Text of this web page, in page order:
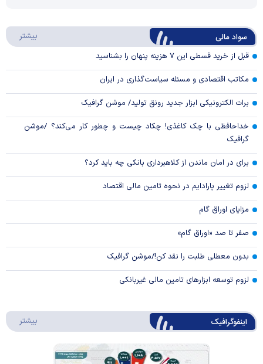
Video
سواد مالی بیشتر
قبل از خرید قسطی این ۷ هزینه پنهان را بشناسید
مکاتب اقتصادی و مسئله سیاست‌گذاری در ایران
برات الکترونیکی ابزار جدید رونق تولید/ موشن گرافیک
خداحافظی با چک کاغذی! چکاد چیست و چطور کار می‌کند؟ /موشن
گرافیک
برای در امان ماندن از کلاهبرداری بانکی چه باید کرد؟
لزوم تغییر پارادایم در نحوه تامین مالی اقتصاد
مزایای اوراق گام
صفر تا صد «اوراق گام»
بدون معطلی طلبت را نقد کن!/موشن گرافیک
لزوم توسعه ابزارهای تامین مالی غیربانکی
اینفوگرافیک بیشتر